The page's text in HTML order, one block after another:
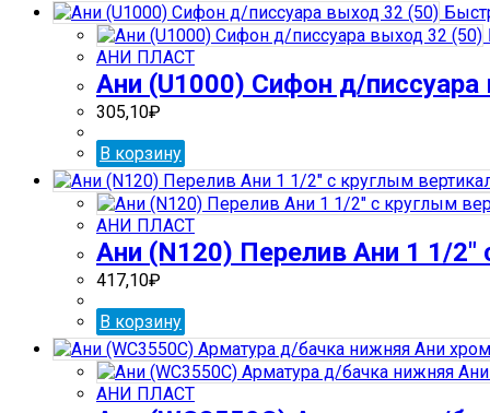
унитаза)
эксцентрик
АНИ ПЛАСТ
Ани (U1000) Сифон д/
305,10₽
В корзину
АНИ ПЛАСТ
Ани (N120) Перелив Ани 1 1/
417,10₽
В корзину
АНИ ПЛАСТ